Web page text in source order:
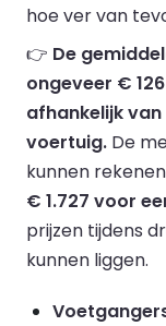
hoe ver van
👉 De
ongeveer €
afhankelijk
voertuig. De
kunnen
€ 1.727 voor
prijzen tijdens
kunnen liggen.